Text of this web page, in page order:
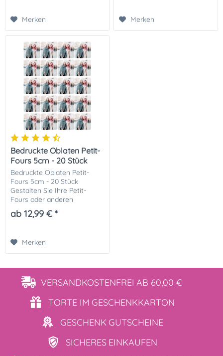
Merken Merken
Bedruckte Oblaten Petit-
Fours 5cm - 20 Stück
Bedruckte Oblaten Petit-
Fours 5cm - 20 Stück
Gestalten Sie Ihre Petit-
Fours oder anderen
Leckereien mit individuell
bedruckten Oblaten in Petit
ab 12,99 € *
Merken
VERSANDKOSTENFREI AB 60,00 €
TORTE IM GESCHENKKARTON
GESCHENK GUTSCHEINE
SICHERES EINKAUFEN